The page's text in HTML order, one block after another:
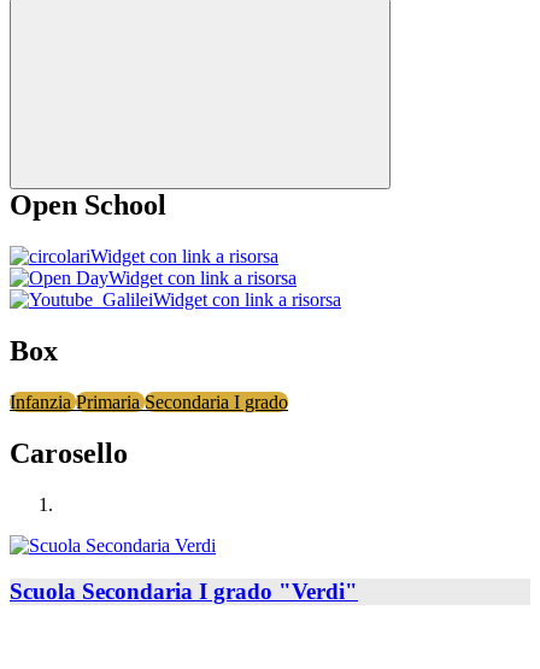
Open School
Widget con link a risorsa
Widget con link a risorsa
Widget con link a risorsa
Box
InfanziaPrimariaSecondaria I grado
Carosello
Scuola Secondaria I grado "Verdi"